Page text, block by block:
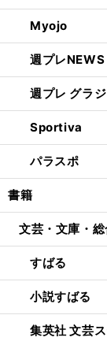
Myojo
週プレNEWS
週プレ グラ
Sportiva
パラスポ
書籍
文芸・文庫・総
すばる
小説すばる
集英社 文芸